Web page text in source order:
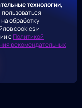
технологии,
обработку
cookies и
с Политикой
рекомендательных